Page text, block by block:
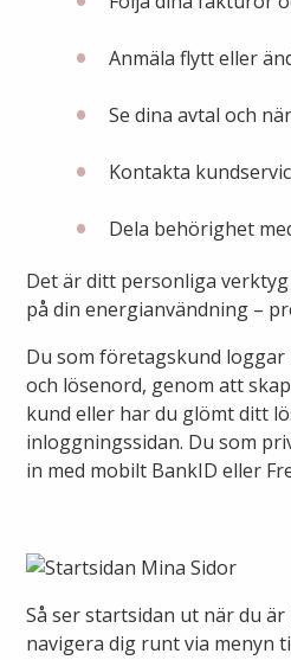
Bra att ha hemma vid ett
Flyttanmälan
Kundservice
Öppettider
Ska du gräva?
Ska du bygga eller riva?
Faktura och betalning
Energispartips
Mina Sidor
Om oss
Kontakta oss
Om Alingsås Energi
Leverantörer
Produktion
Anmäla flytt eller
Se dina avtal och
Kontakta
Dela behörighet
Det är ditt personliga
på din energianvändning –
Du som företagskund loggar
och lösenord, genom att
kund eller har du glömt ditt
inloggningssidan. Du som
in med mobilt BankID eller
Så ser startsidan ut när du
navigera dig runt via menyn